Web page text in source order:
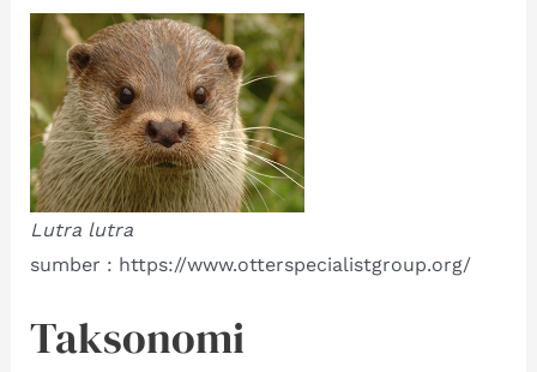
Lutra lutra
sumber : https://www.otterspecialistgroup.org/
Taksonomi